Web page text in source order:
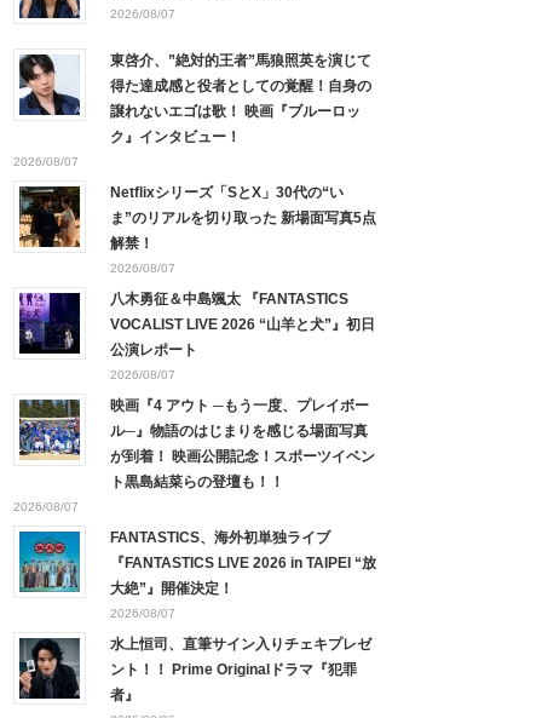
2026/08/07
東啓介、”絶対的王者”馬狼照英を演じて
得た達成感と役者としての覚醒！自身の
譲れないエゴは歌！ 映画『ブルーロッ
ク』インタビュー！
2026/08/07
Netflixシリーズ「SとX」30代の“い
ま”のリアルを切り取った 新場面写真5点
解禁！
2026/08/07
八木勇征＆中島颯太 『FANTASTICS
VOCALIST LIVE 2026 “山羊と犬”』初日
公演レポート
2026/08/07
映画『4 アウト ─もう一度、プレイボー
ル─』物語のはじまりを感じる場面写真
が到着！ 映画公開記念！スポーツイベン
ト黒島結菜らの登壇も！！
2026/08/07
FANTASTICS、海外初単独ライブ
『FANTASTICS LIVE 2026 in TAIPEI “放
大絶”』開催決定！
2026/08/07
水上恒司、直筆サイン入りチェキプレゼ
ント！！ Prime Originalドラマ『犯罪
者』